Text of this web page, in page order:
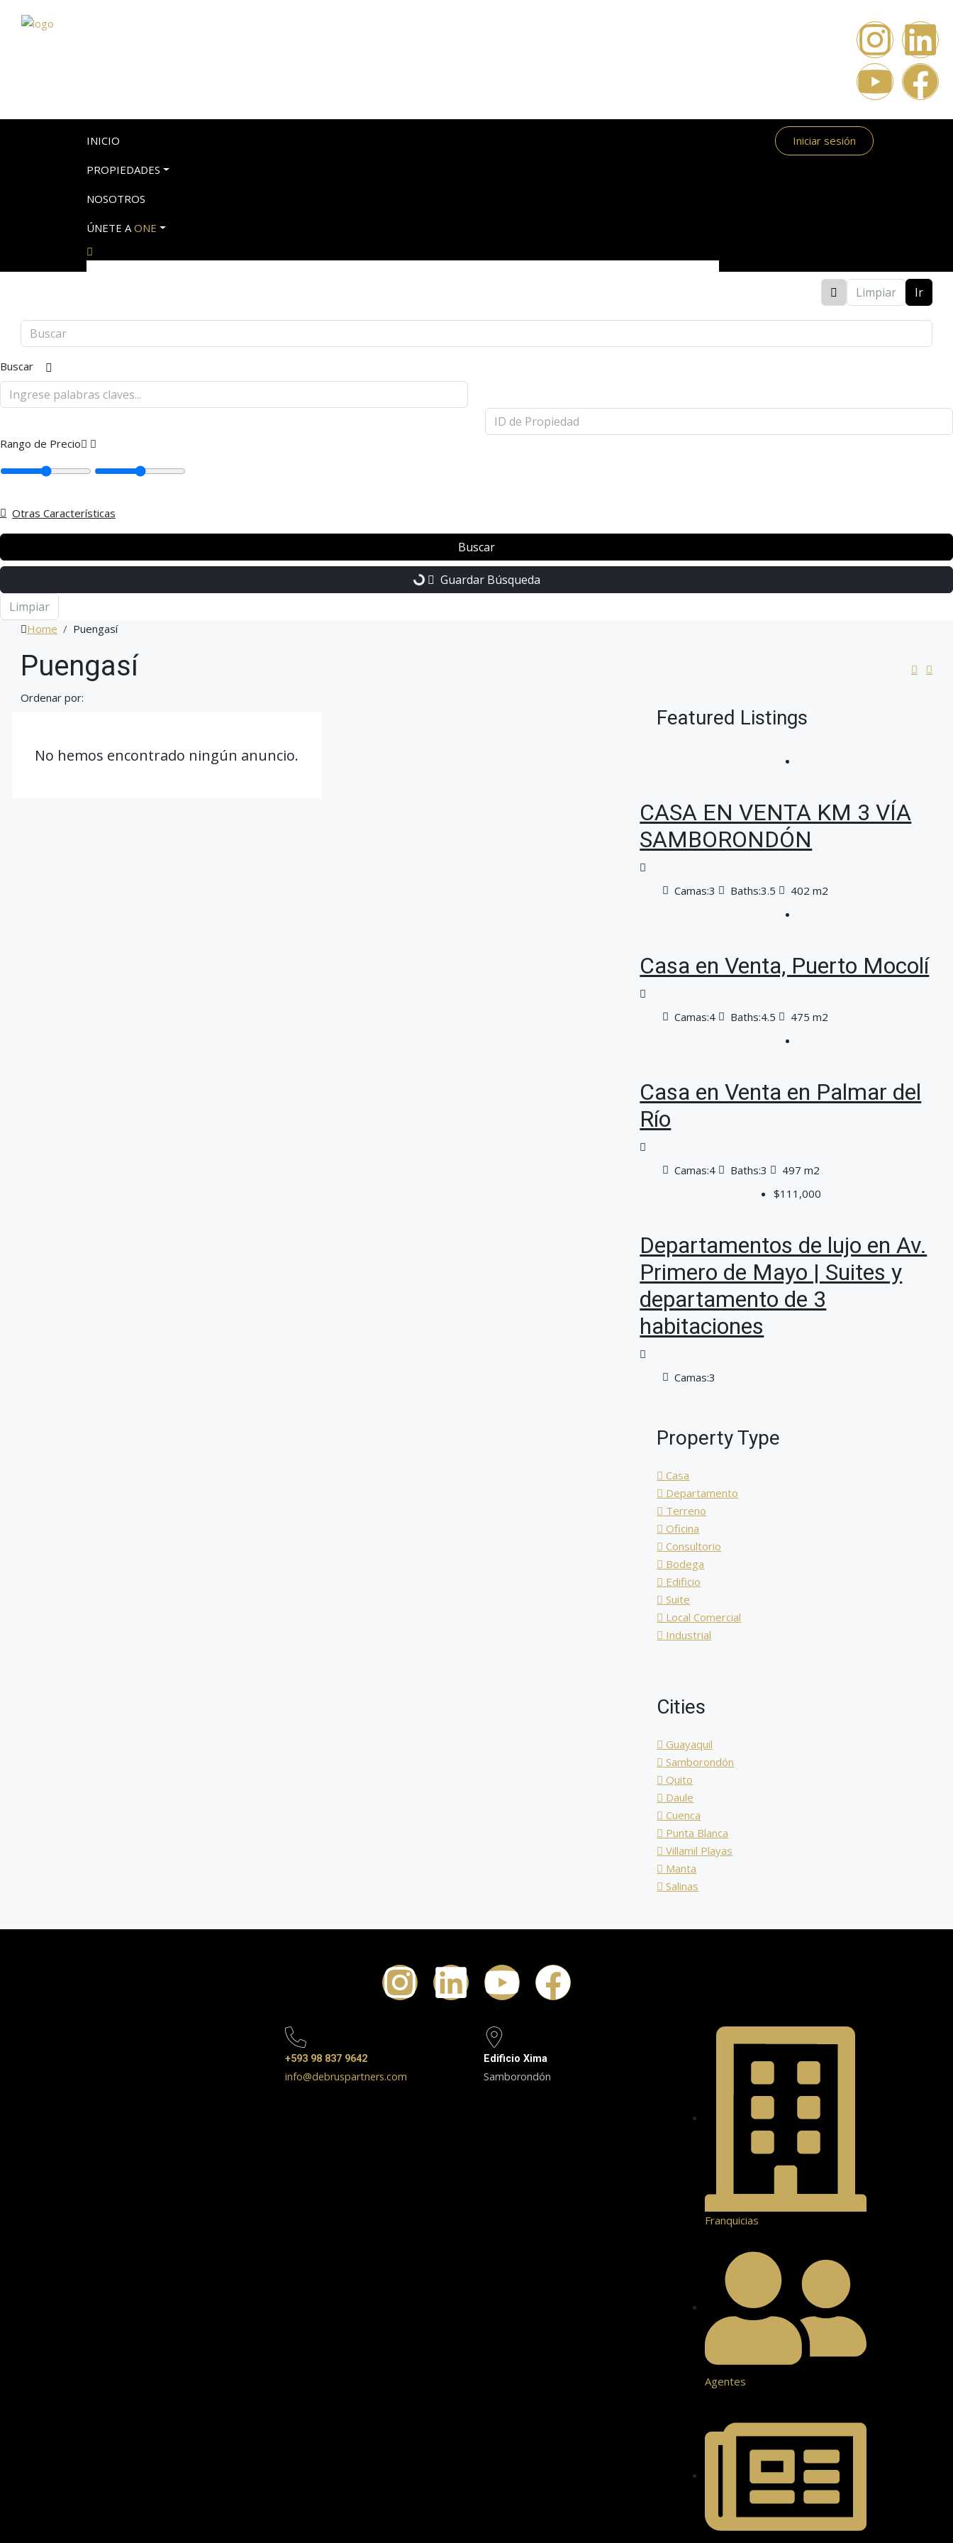
INICIO
PROPIEDADES
NOSOTROS
ÚNETE AONE
Iniciar sesión
Limpiar Ir
Buscar
Rango de Precio
Otras Características
Buscar
Guardar Búsqueda
Limpiar
Home Puengasí
Puengasí
Ordenar por:
No hemos encontrado ningún anuncio.
Featured Listings
CASA EN VENTA KM 3 VÍA
SAMBORONDÓN
Camas:3 Baths:3.5 402 m2
Casa en Venta, Puerto Mocolí
Camas:4 Baths:4.5 475 m2
Casa en Venta en Palmar del
Río
Camas:4 Baths:3
497 m2
$111,000
Departamentos de lujo en Av.
Primero de Mayo | Suites y
departamento de 3
habitaciones
Camas:3
Property Type
Casa
Departamento
Terreno
Oficina
Consultorio
Bodega
Edificio
Suite
Local Comercial
Industrial
Cities
Guayaquil
Samborondón
Quito
Daule
Cuenca
Punta Blanca
Villamil Playas
Manta
Salinas
+593 98 837 9642
info@debruspartners.com
Edificio Xima
Samborondón
Franquicias
Agentes